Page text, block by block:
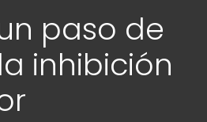
paso de
inhibición